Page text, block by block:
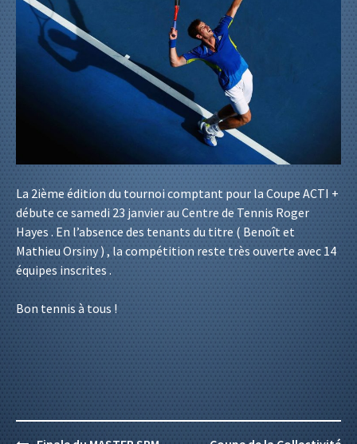
La 2ième édition du tournoi comptant pour la Coupe ACTI +
débute ce samedi 23 janvier au Centre de Tennis Roger
Hayes . En l’absence des tenants du titre ( Benoît et
Mathieu Orsiny ) , la compétition reste très ouverte avec 14
équipes inscrites .
Bon tennis à tous !